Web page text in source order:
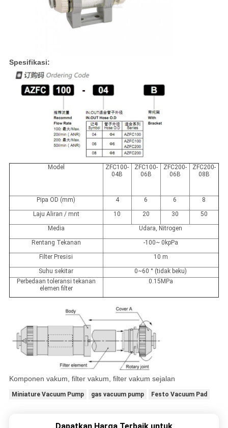
Spesifikasi:
Model
ZFC100-
04B
ZFC100-
06B
ZFC200-
06B
ZFC200-
08B
Pipa OD (mm) 4 6 6
8
Laju Aliran / mnt
10 20 30
50
Media
Udara, Nitrogen
Rentang Tekanan
-100~ 0kpPa
Filter Presisi
10 m
Suhu sekitar
0~60 ° (tidak beku)
Perbedaan toleransi tekanan
elemen filter
0.15MPa
Komponen vakum, filter vakum, filter vakum sejalan
Miniature Vacuum Pump gas vacuum pump Festo Vacuum Pad